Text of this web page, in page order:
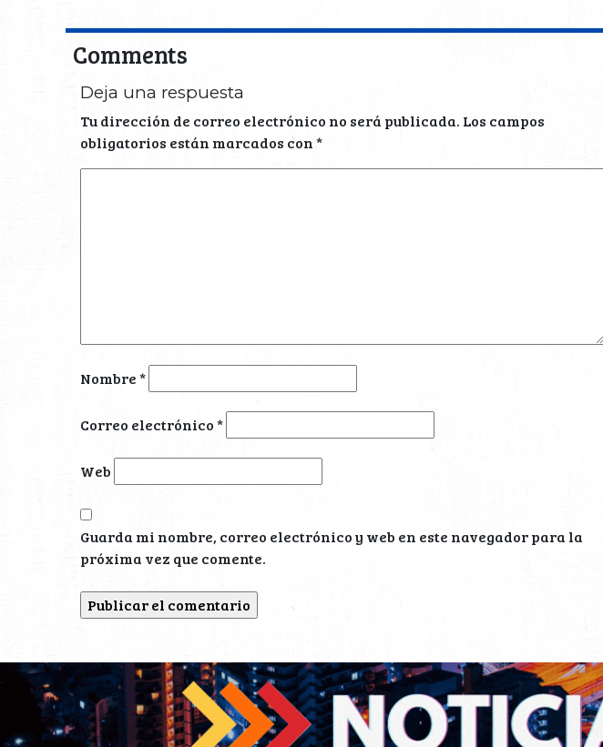
Comments
Deja una respuesta
Tu dirección de correo electrónico no será publicada. Los campos
obligatorios están marcados con*
Nombre*
Correo electrónico*
Web
Guarda mi nombre, correo electrónico y web en este navegador para la
próxima vez que comente.